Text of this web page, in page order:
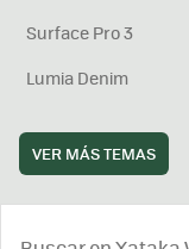
Surface Pro 3
Lumia Denim
VER MÁS TEMAS